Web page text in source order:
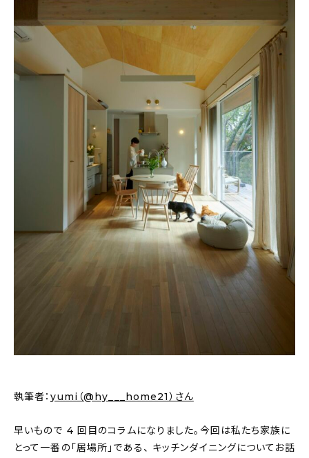
カテゴリー一覧
新着記事
キッチン
ギフト
プライバシーポリシー
執筆者：yumi（@hy___home21）さん
早いもので 4 回目のコラムになりました。今回は私たち家族に
とって一番の「居場所」である、 キッチンダイニングについてお話